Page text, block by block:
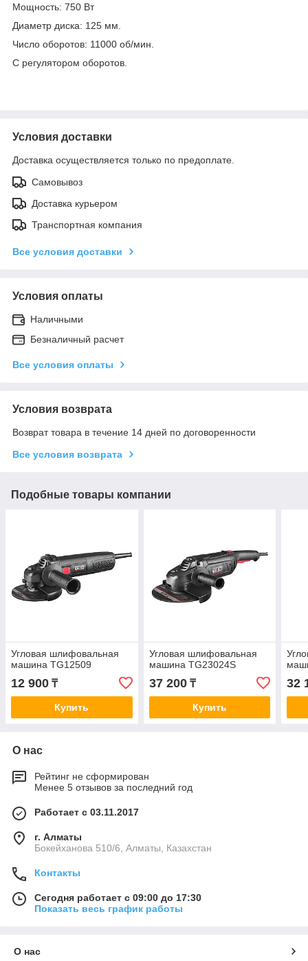
Мощность: 750 Вт
Диаметр диска: 125 мм.
Число оборотов: 11000 об/мин.
С регулятором оборотов.
Условия доставки
Доставка осуществляется только по предоплате.
Самовывоз
Доставка курьером
Транспортная компания
Все условия доставки
Условия оплаты
Наличными
Безналичный расчет
Все условия оплаты
Условия возврата
Возврат товара в течение 14 дней по договоренности
Все условия возврата
Подобные товары компании
Угловая шлифовальная
машина TG12509
12 900 ₸
Купить
Угловая шлифовальная
машина TG23024S
37 200₸
Купить
32
О нас
Рейтинг не сформирован
Менее 5 отзывов за последний год
Работает с 03.11.2017
г. Алматы
Бокейханова 510/6, Алматы, Казахстан
Контакты
Сегодня работает с 09:00 до 17:30
Показать весь график работы
О нас